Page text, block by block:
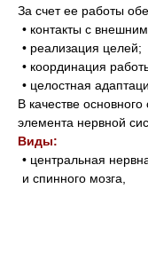
За счет ее работы
• контакты с
• реализация целей;
• координация
• целостная
В качестве
элемента нервной
Виды:
• центральная
и спинного мозга,